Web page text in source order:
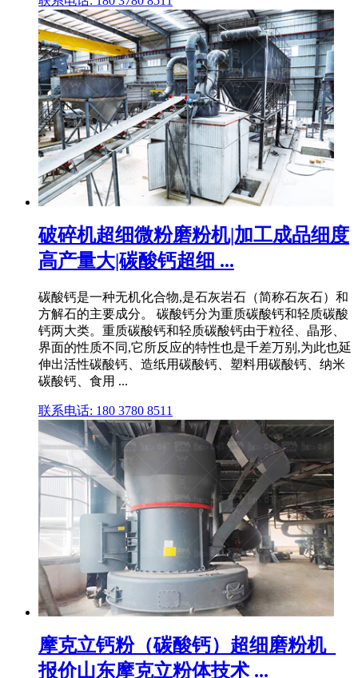
破碎机超细微粉磨粉机|加工成品细度
高产量大|碳酸钙超细 ...
碳酸钙是一种无机化合物,是石灰岩石（简称石灰石）和
方解石的主要成分。 碳酸钙分为重质碳酸钙和轻质碳酸
钙两大类。重质碳酸钙和轻质碳酸钙由于粒径、晶形、
界面的性质不同,它所反应的特性也是千差万别,为此也延
伸出活性碳酸钙、造纸用碳酸钙、塑料用碳酸钙、纳米
碳酸钙、食用 ...
联系电话: 180 3780 8511
摩克立钙粉（碳酸钙）超细磨粉机_
报价山东摩克立粉体技术 ...